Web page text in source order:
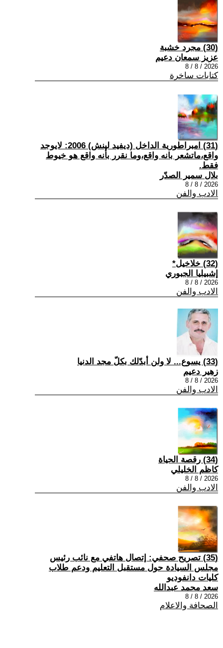
(30) مجرد خشبة
عزيز سمعان دعيم
2026 / 8 / 8
كتابات ساخرة
(31) امبراطورية الداخل (ديفيد لينش) 2006: لايوجد
واقع،ماتشعر بانه واقع،وما نقرر بأنه واقع هو خيوط
فقط.
بلال سمير الصدّر
2026 / 8 / 8
الادب والفن
(32) خلاخيل*
إشبيليا الجبوري
2026 / 8 / 8
الادب والفن
(33) يسوع... لا ولن أبدّلك بكلّ مجد الدنيا
زهير دعيم
2026 / 8 / 8
الادب والفن
(34) رقصة الحياة
كاظم الخليلي
2026 / 8 / 8
الادب والفن
(35) تصريح صحفي: إتصال هاتفي مع نائب رئيس
مجلس السيادة حول مستقبل التعليم ودعم طلاب
كليات دانفوديو
سعد محمد عبدالله
2026 / 8 / 8
الصحافة والاعلام